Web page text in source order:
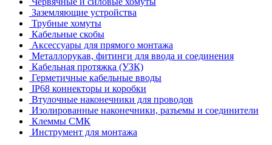
Заземляющие устройства
Трубные хомуты
Кабельные скобы
Аксессуары для прямого монтажа
Металлорукав, фитинги для ввода и соединения
Кабельная протяжка (УЗК)
Герметичные кабельные вводы
IP68 коннекторы и коробки
Втулочные наконечники для проводов
Изолированные наконечники, разъемы и соединители
Клеммы СМК
Инструмент для монтажа